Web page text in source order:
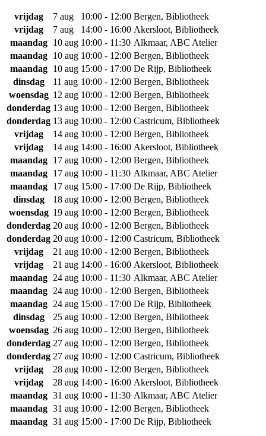
vrijdag 7 aug 10:00 - 12:00 Bergen, Bibliotheek
vrijdag
7 aug 14:00 - 16:00 Akersloot, Bibliotheek
maandag
10 aug 10:00 - 11:30 Alkmaar, ABC Atelier
maandag
10 aug 10:00 - 12:00 Bergen, Bibliotheek
maandag
10 aug 15:00 - 17:00 De Rijp, Bibliotheek
dinsdag
11 aug 10:00 - 12:00 Bergen, Bibliotheek
woensdag 12 aug 10:00 - 12:00 Bergen, Bibliotheek
donderdag 13 aug 10:00 - 12:00 Bergen, Bibliotheek
donderdag 13 aug 10:00 - 12:00 Castricum, Bibliotheek
vrijdag
14 aug 10:00 - 12:00 Bergen, Bibliotheek
vrijdag
14 aug 14:00 - 16:00 Akersloot, Bibliotheek
maandag
17 aug 10:00 - 12:00 Bergen, Bibliotheek
maandag
17 aug 10:00 - 11:30 Alkmaar, ABC Atelier
maandag
17 aug 15:00 - 17:00 De Rijp, Bibliotheek
dinsdag
18 aug 10:00 - 12:00 Bergen, Bibliotheek
woensdag 19 aug 10:00 - 12:00 Bergen, Bibliotheek
donderdag 20 aug 10:00 - 12:00 Bergen, Bibliotheek
donderdag 20 aug 10:00 - 12:00 Castricum, Bibliotheek
vrijdag
21 aug 10:00 - 12:00 Bergen, Bibliotheek
vrijdag
21 aug 14:00 - 16:00 Akersloot, Bibliotheek
maandag
24 aug 10:00 - 11:30 Alkmaar, ABC Atelier
maandag
24 aug 10:00 - 12:00 Bergen, Bibliotheek
maandag
24 aug 15:00 - 17:00 De Rijp, Bibliotheek
dinsdag
25 aug 10:00 - 12:00 Bergen, Bibliotheek
woensdag 26 aug 10:00 - 12:00 Bergen, Bibliotheek
donderdag 27 aug 10:00 - 12:00 Bergen, Bibliotheek
donderdag 27 aug 10:00 - 12:00 Castricum, Bibliotheek
vrijdag
28 aug 10:00 - 12:00 Bergen, Bibliotheek
vrijdag
28 aug 14:00 - 16:00 Akersloot, Bibliotheek
maandag 31 aug 10:00 - 11:30 Alkmaar, ABC Atelier
maandag 31 aug 10:00 - 12:00 Bergen, Bibliotheek
maandag 31 aug 15:00 - 17:00 De Rijp, Bibliotheek